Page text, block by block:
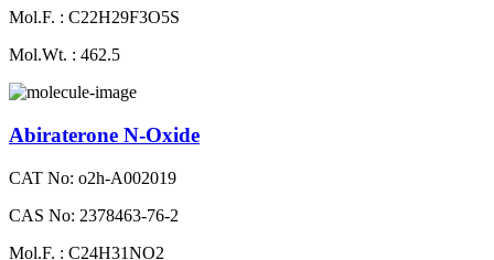
Mol.F. : C22H29F3O5S
Mol.Wt. : 462.5
Abiraterone N-Oxide
CAT No: o2h-A002019
CAS No: 2378463-76-2
Mol.F. : C24H31NO2